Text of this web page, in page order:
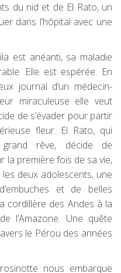
du nid et de El Rato, un
dans l’hôpital avec une
est anéanti, sa maladie
Elle est espérée. En
journal d’un médecin-
miraculeuse elle veut
de s’évader pour partir
fleur. El Rato, qui
rêve, décide de
la première fois de sa vie,
deux adolescents, une
et de belles
cordillère des Andes à la
l’Amazone. Une quête
le Pérou des années
nous embarque